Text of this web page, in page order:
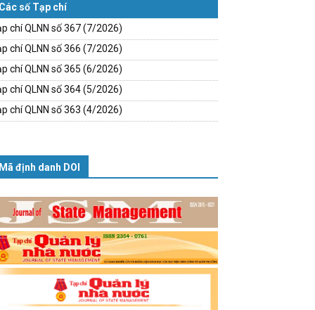
Các số Tạp chí
chí QLNN số 367 (7/2026)
chí QLNN số 366 (7/2026)
chí QLNN số 365 (6/2026)
chí QLNN số 364 (5/2026)
chí QLNN số 363 (4/2026)
Mã định danh DOI